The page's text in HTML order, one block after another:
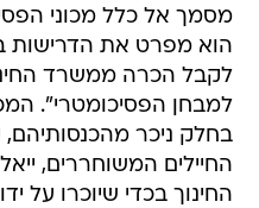
מסמך אל כלל מכוני
הוא מפרט את הדרישות
לקבל הכרה ממשרד
למבחן הפסיכומטרי".
בחלק ניכר
החיילים המשוחררים,
החינוך בכדי שיוכרו על